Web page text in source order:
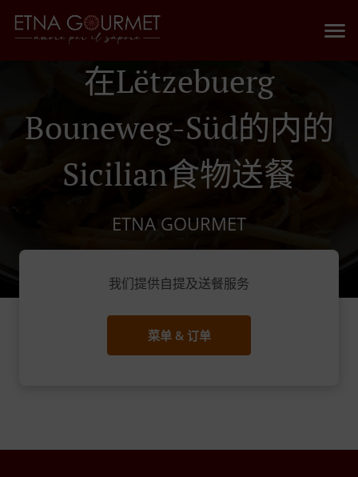
在Lëtzebuerg
Bouneweg-Süd的内的
Sicilian食物送餐
ETNA GOURMET
我们提供自提及送餐服务
菜单 & 订单